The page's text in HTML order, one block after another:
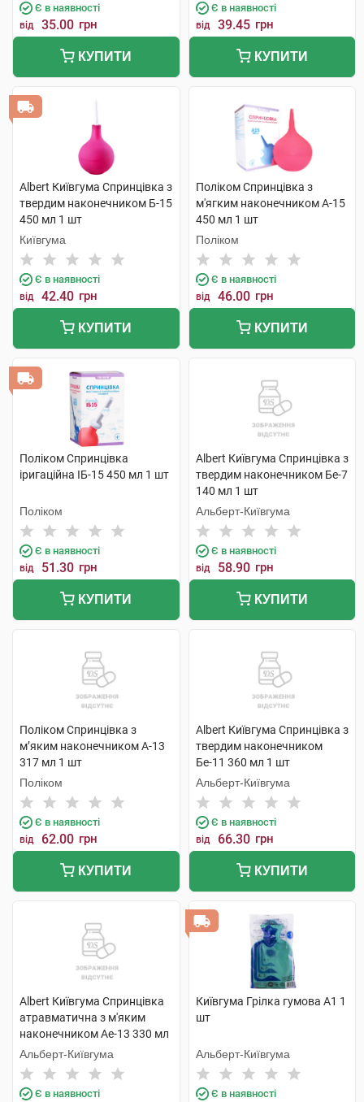
Є в наявності
від 35.00 грн
КУПИТИ
Є в наявності
від 39.45 грн
КУПИТИ
Albert Київгума Спринцівка з
твердим наконечником Б-15
450 мл 1 шт
Київгума
Є в наявності
від 42.40 грн
КУПИТИ
Поліком Спринцівка з
м'ягким наконечником А-15
450 мл 1 шт
Поліком
Є в наявності
від 46.00 грн
КУПИТИ
Поліком Спринцівка
іригаційна ІБ-15 450 мл 1 шт
Поліком
Є в наявності
від 51.30 грн
КУПИТИ
Albert Київгума Спринцівка з
твердим наконечником Бе-7
140 мл 1 шт
Альберт-Київгума
Є в наявності
від 58.90 грн
КУПИТИ
Поліком Спринцівка з
м’яким наконечником А-13
317 мл 1 шт
Поліком
Є в наявності
від 62.00 грн
КУПИТИ
Albert Київгума Спринцівка з
твердим наконечником
Бе-11 360 мл 1 шт
Альберт-Київгума
Є в наявності
від 66.30 грн
КУПИТИ
Albert Київгума Спринцівка
атравматична з м'яким
наконечником Ае-13 330 мл
1 шт
Альберт-Київгума
Є в наявності
Київгума Грілка гумова А1 1
шт
Альберт-Київгума
Є в наявності